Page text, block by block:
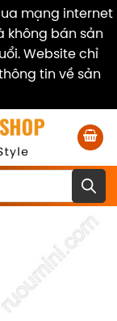
mạng internet
không bán sản
Website chỉ
tin về sản